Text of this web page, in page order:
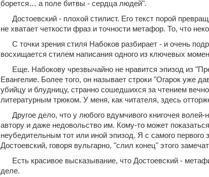
борется… а поле битвы - сердца людей".
Достоевский - плохой стилист. Его текст порой
не хватает четкости фраз и точности метафор. То, что
С точки зрения стиля Набоков разбирает - и очень
восхищается стилем написания одного из ключевых
Еще. Набокову чрезвычайно не нравится эпизод из
Евангелие. Более того, он называет строки "Огарок уже
убийцу и блудницу, странно сошедшихся за чтением
литературным трюком. У меня, как читателя, здесь
Другое дело, что у любого вдумчивого книгочея
автору и даже недовольство им. Кому-то может
неубедительным тот или иной эпизод. Я с самого
Достоевский, говоря вульгарно, "слил конец" этого
Есть красивое высказывание, что Достоевский -
деле.